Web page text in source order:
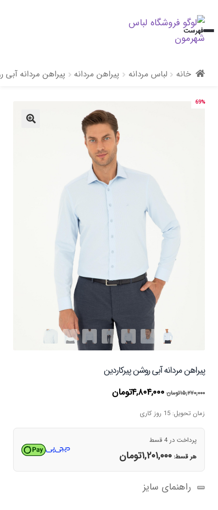
پرش
به
پرش
به
فهرست
خانه لباس مردانه پیراهن مردانه پیراهن مردانه آبی
69%
پیراهن مردانه آبی روشن پیرکاردین
۱۵,۲۷۰,۰۰۰تومان قیمت
۴,۸۰۴,۰۰۰تومان
زمان تحویل: 15 روز کاری
پرداخت در 4 قسط
هر قسط:۱,۲۰۱,۰۰۰تومان
راهنمای سایز